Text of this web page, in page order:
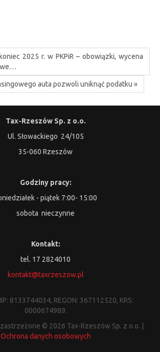
2025 r. w PKPiR – obowiązki, wycena
auta pozwoli uniknąć podatku »
Tax-Rzeszów Sp. z o.o.
Ul. Słowackiego 24/105
35-060 Rzeszów
Godziny pracy:
- piątek 7:00- 15:00
sobota nieczynne
Kontakt:
tel. 17 2824010
kontakt@taxrzeszow.pl
8133744034, REGON: 367112520, KRS:
0000674989.
© 2026 Tax-Rzeszów Sp. z o.o. |
Ochrona danych osobowych